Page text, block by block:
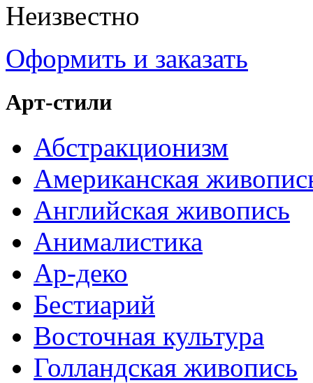
Неизвестно
Оформить и заказать
Арт-стили
Абстракционизм
Американская
Английская живопись
Анималистика
Ар-деко
Бестиарий
Восточная культура
Голландская живопись